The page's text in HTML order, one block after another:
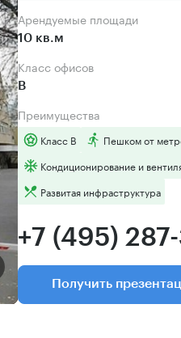
Арендуемые площади
10 кв.м
Класс офисов
B
Преимущества
Класс B
Пешком от
Кондиционирование и
Развитая инфраструктура
+7 (495)
Получить